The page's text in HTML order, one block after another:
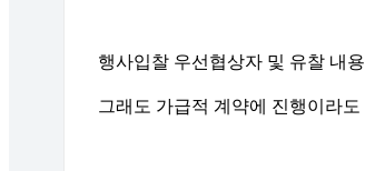
행사입찰 우선협상자 및 유찰 내
그래도 가급적 계약에 진행이라